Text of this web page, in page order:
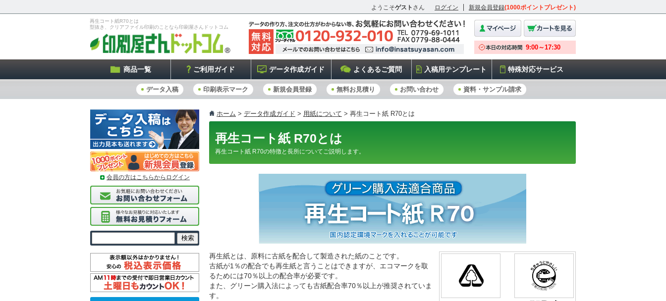
再生コート紙R70とは
型抜き、クリアファイル印刷のことなら印刷屋さんドットコム
ようこそゲスト さん ログイン 新規会員登録(1000ポイントプレゼント)
商品一覧 ご利用ガイド データ作成ガイド よくあるご質問 入稿用テンプレート 特殊対応サービス
データ入稿 印刷表示マーク 新規会員登録 無料お見積り お問い合わせ 資料・サンプル請求
ホーム > データ作成ガイド > 用紙について > 再生コート紙 R70とは
再生コート紙 R70とは
再生コート紙 R70の特徴と長所についてご説明します。
再生紙とは、原料に古紙を配合して製造された紙のことです。
古紙が1％の配合でも再生紙と言うことはできますが、エコマークを取
るためには70％以上の配合率が必要です。
また、グリーン購入法によっても古紙配合率70％以上が推奨されていま
す。
会員の方はこちらからログイン